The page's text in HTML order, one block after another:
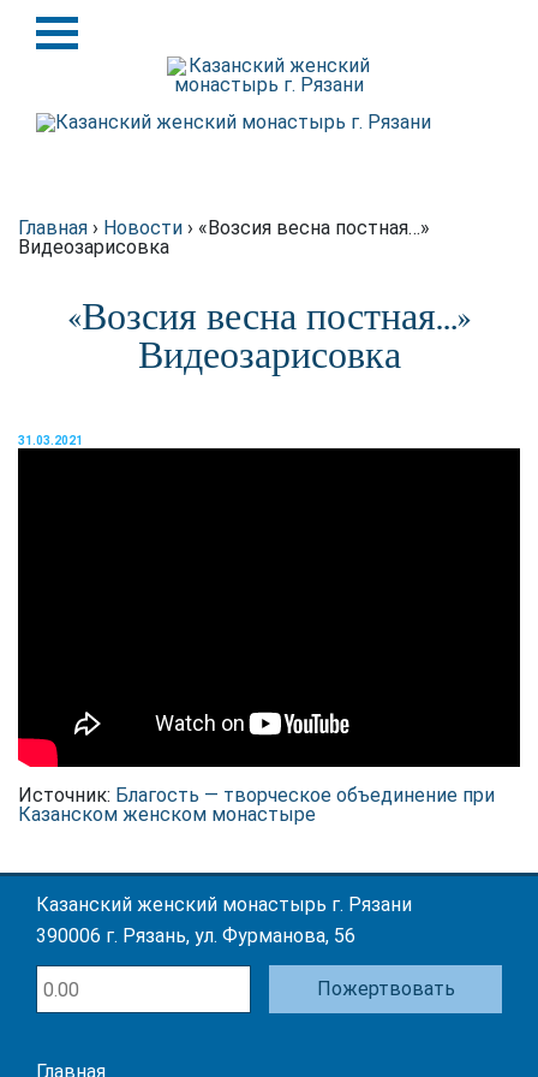
Назад
Подворье
Благотворителям
Назад
Крупицы духовной мудрости
Главная › Новости › «Возсия весна постная…»
Видеозарисовка
«Возсия весна постная…»
Видеозарисовка
31.03.2021
Источник: Благость — творческое объединение при
Казанском женском монастыре
Казанский женский монастырь г. Рязани
390006 г. Рязань, ул. Фурманова, 56
Пожертвовать
Главная